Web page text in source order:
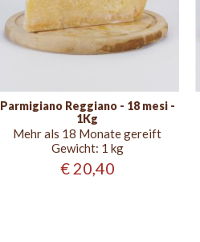
Parmigiano Reggiano - 18 mesi -
1Kg
Mehr als 18 Monate gereift
Gewicht: 1 kg
€ 20,40